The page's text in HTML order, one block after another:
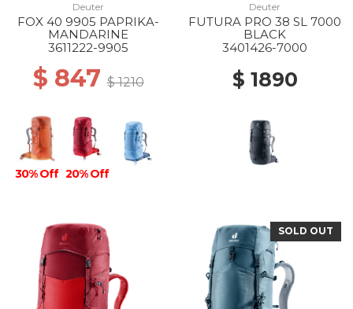
Deuter
FOX 40 9905 PAPRIKA-
MANDARINE
3611222-9905
$ 847$ 1210
30% Off 20% Off
Deuter
FUTURA PRO 38 SL 7000
BLACK
3401426-7000
$ 1890
SOLD OUT